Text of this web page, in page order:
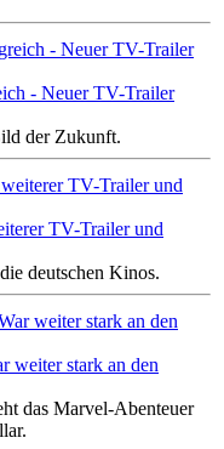
- Neuer TV-Trailer
der Zukunft.
TV-Trailer und
deutschen Kinos.
weiter stark an den
das Marvel-Abenteuer